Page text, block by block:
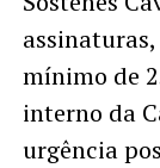
mínimo de
interno da
urgência